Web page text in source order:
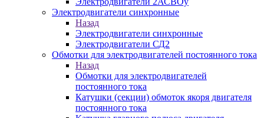
Электродвигатели синхронные
Назад
Электродвигатели синхронные
Электродвигатели СД2
Обмотки для электродвигателей постоянного тока
Назад
Обмотки для электродвигателей
постоянного тока
Катушки (секции) обмоток якоря двигателя
постоянного тока